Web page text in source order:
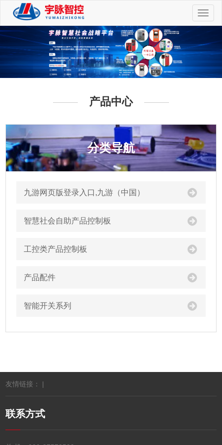
切
换
航
产品中心
分类导航
九游网页版登录入口,九游（中国）
智慧社会自助产品控制板
工控类产品控制板
产品配件
智能开关系列
友情链接： |
联系方式